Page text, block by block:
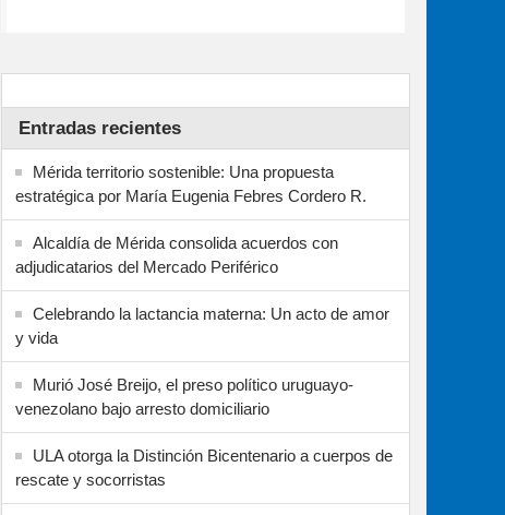
Entradas recientes
Mérida territorio sostenible: Una propuesta
estratégica por María Eugenia Febres Cordero R.
Alcaldía de Mérida consolida acuerdos con
adjudicatarios del Mercado Periférico
Celebrando la lactancia materna: Un acto de amor
y vida
Murió José Breijo, el preso político uruguayo-
venezolano bajo arresto domiciliario
ULA otorga la Distinción Bicentenario a cuerpos de
rescate y socorristas